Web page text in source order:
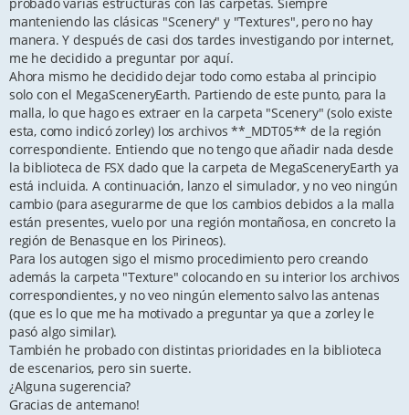
manteniendo las clásicas "Scenery" y "Textures", pero no hay
manera. Y después de casi dos tardes investigando por internet,
me he decidido a preguntar por aquí.
Ahora mismo he decidido dejar todo como estaba al principio
solo con el MegaSceneryEarth. Partiendo de este punto, para la
malla, lo que hago es extraer en la carpeta "Scenery" (solo existe
esta, como indicó zorley) los archivos **_MDT05** de la región
correspondiente. Entiendo que no tengo que añadir nada desde
la biblioteca de FSX dado que la carpeta de MegaSceneryEarth ya
está incluida. A continuación, lanzo el simulador, y no veo ningún
cambio (para asegurarme de que los cambios debidos a la malla
están presentes, vuelo por una región montañosa, en concreto la
región de Benasque en los Pirineos).
Para los autogen sigo el mismo procedimiento pero creando
además la carpeta "Texture" colocando en su interior los archivos
correspondientes, y no veo ningún elemento salvo las antenas
(que es lo que me ha motivado a preguntar ya que a zorley le
pasó algo similar).
También he probado con distintas prioridades en la biblioteca
de escenarios, pero sin suerte.
¿Alguna sugerencia?
Gracias de antemano!